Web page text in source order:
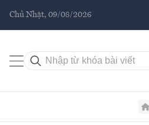
Chủ Nhật, 09/08/2026